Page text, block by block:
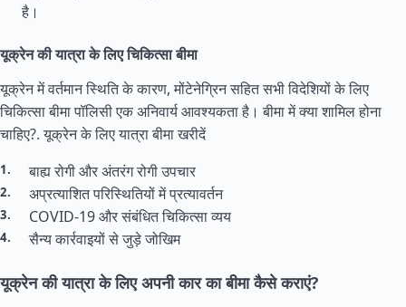
है।
यूक्रेन की यात्रा के लिए चिकित्सा बीमा
यूक्रेन में वर्तमान स्थिति के कारण, मोंटेनेग्रिन सहित सभी विदेशियों के लिए
चिकित्सा बीमा पॉलिसी एक अनिवार्य आवश्यकता है। बीमा में क्या शामिल होना
चाहिए?.यूक्रेन के लिए यात्रा बीमा खरीदें
बाह्य रोगी और अंतरंग रोगी उपचार
अप्रत्याशित परिस्थितियों में प्रत्यावर्तन
COVID-19 और संबंधित चिकित्सा व्यय
सैन्य कार्रवाइयों से जुड़े जोखिम
यूक्रेन की यात्रा के लिए अपनी कार का बीमा कैसे कराएं?